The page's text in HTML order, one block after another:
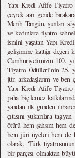
Yapı Kredi Afife Tiyatro
çeyrek asrı geride
Merih Tangün, şunları
ve kadınlara tiyatro
ismini yaşatan Yapı
gelişimine kattığı
Cumhuriyetimizin 100.
Tiyatro Ödülleri’nin 25.
jüri arkadaşlarım ve ben
Yapı Kredi Afife Tiyatro
paha biçilemez
yandan ilk günden
çıtasını yukarılara
ötürü hem şahsım hem
hem jüri üyeleri hem de
olarak, ‘Türk
bir parçası olmaktan